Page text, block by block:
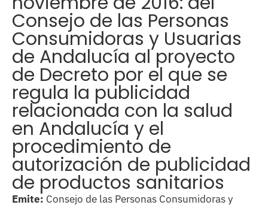
Consejo de las Personas
Consumidoras y Usuarias
de Andalucía al proyecto
de Decreto por el que se
regula la publicidad
relacionada con la salud
en Andalucía y el
procedimiento de
autorización de publicidad
de productos sanitarios
Emite: Consejo de las Personas Consumidoras y